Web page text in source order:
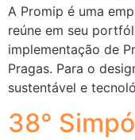
A Promip é uma
reúne em seu
implementação de
Pragas. Para o
sustentável e
38°